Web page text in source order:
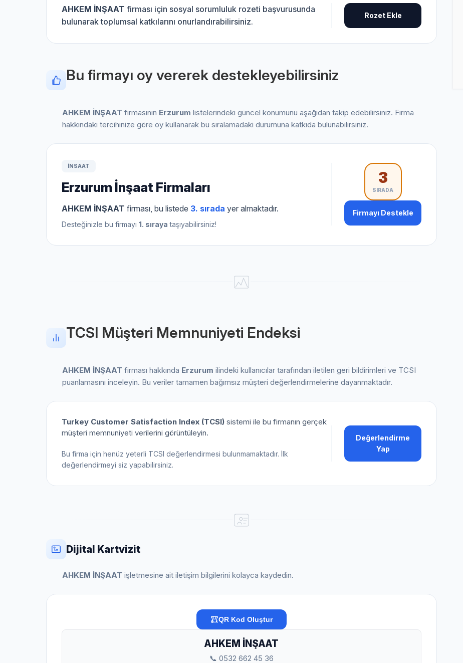
AHKEM İNŞAAT firması için sosyal sorumluluk rozeti başvurusunda
bulunarak toplumsal katkılarını onurlandırabilirsiniz.
Rozet Ekle
Bu firmayı oy vererek destekleyebilirsiniz
AHKEM İNŞAAT firmasının Erzurum listelerindeki güncel konumunu aşağıdan takip edebilirsiniz. Firma
hakkındaki tercihinize göre oy kullanarak bu sıralamadaki durumuna katkıda bulunabilirsiniz.
INSAAT
Erzurum İnşaat Firmaları
AHKEM İNŞAAT firması, bu listede 3. sırada yer almaktadır.
Desteğinizle bu firmayı 1. sıraya taşıyabilirsiniz!
3
SIRADA
Firmayı Destekle
TCSI Müşteri Memnuniyeti Endeksi
AHKEM İNŞAAT firması hakkında Erzurum ilindeki kullanıcılar tarafından iletilen geri bildirimleri ve TCSI
puanlamasını inceleyin. Bu veriler tamamen bağımsız müşteri değerlendirmelerine dayanmaktadır.
Turkey Customer Satisfaction Index (TCSI) sistemi ile bu firmanın gerçek
müşteri memnuniyeti verilerini görüntüleyin.
Bu firma için henüz yeterli TCSI değerlendirmesi bulunmamaktadır. İlk
değerlendirmeyi siz yapabilirsiniz.
Değerlendirme
Yap
Dijital Kartvizit
AHKEM İNŞAAT işletmesine ait iletişim bilgilerini kolayca kaydedin.
QR Kod Oluştur
AHKEM İNŞAAT
📞 0532 662 45 36